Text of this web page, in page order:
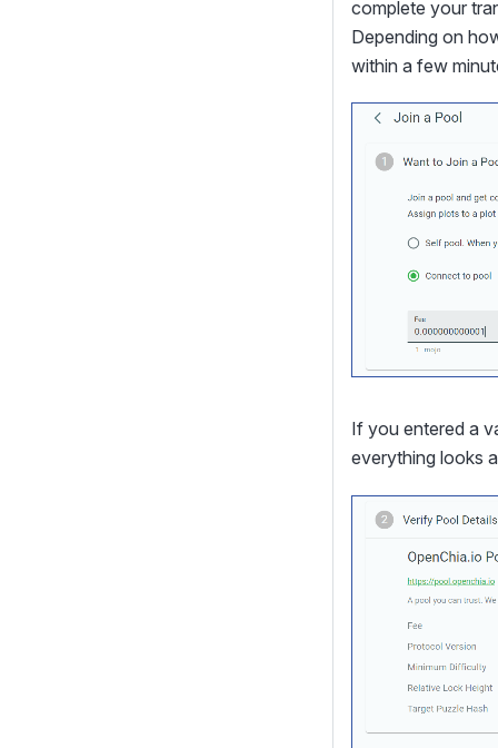
complete your
Depending on
within a few
If you entered a
everything looks